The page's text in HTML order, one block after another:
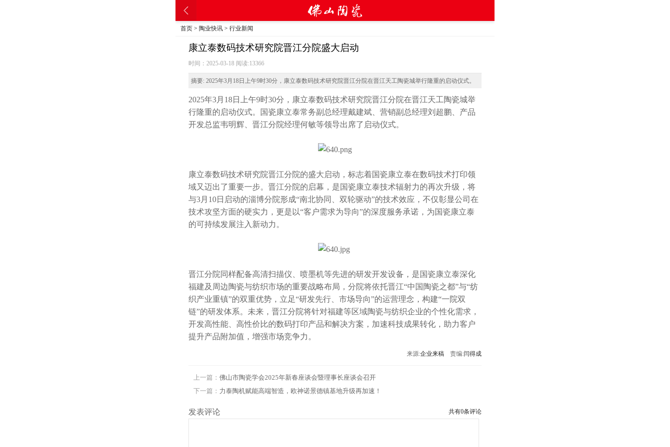
首页 > 陶业快讯 > 行业新闻
康立泰数码技术研究院晋江分院盛大启动
时间：2025-03-18 阅读:13366
摘要:2025年3月18日上午9时30分，康立泰数码技术研究院晋江分院在晋江天工陶瓷城举行隆重的启动仪式。
2025年3月18日上午9时30分，康立泰数码技术研究院晋江分院在晋江天工陶瓷城举
行隆重的启动仪式。国瓷康立泰常务副总经理戴建斌、营销副总经理刘超鹏、产品
开发总监韦明辉、晋江分院经理何敏等领导出席了启动仪式。
康立泰数码技术研究院晋江分院的盛大启动，标志着国瓷康立泰在数码技术打印领
域又迈出了重要一步。 晋江分院的启幕，是国瓷康立泰技术辐射力的再次升级，将
与3月10日启动的淄博分院形成“南北协同、双轮驱动”的技术效应，不仅彰显公司在
技术攻坚方面的硬实力，更是以“客户需求为导向”的深度服务承诺，为国瓷康立泰
的可持续发展注入新动力。
晋江分院同样配备高清扫描仪、喷墨机等先进的研发开发设备，是国瓷康立泰深化
福建及周边陶瓷与纺织市场的重要战略布局，分院将依托晋江“中国陶瓷之都”与“纺
织产业重镇”的双重优势， 立足“研发先行、市场导向”的运营理念， 构建“一院双
链”的研发体系。 未来，晋江分院将针对福建等区域陶瓷与纺织企业的个性化需求，
开发高性能、高性价比的数码打印产品和解决方案，加速科技成果转化，助力客户
提升产品附加值，增强市场竞争力。
来源:企业来稿 责编:闫得成
上一篇： 佛山市陶瓷学会2025年新春座谈会暨理事长座谈会召开
下一篇： 力泰陶机赋能高端智造，欧神诺景德镇基地升级再加速！
发表评论 共有0条评论